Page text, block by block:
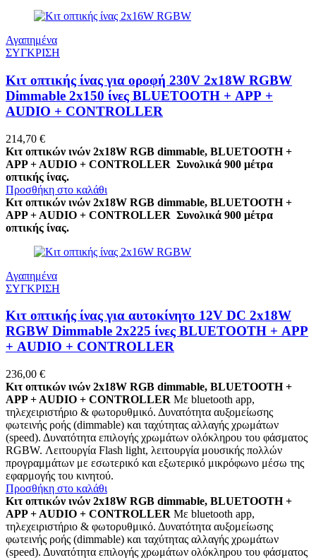
Αγαπημένα
ΣΥΓΚΡΙΣΗ
Κιτ οπτικής ίνας για οροφή 230V 2x18W RGBW
Dimmable 2x150 ίνες BLUETOOTH + APP +
AUDIO + CONTROLLER
214,70 €
Κιτ οπτικών ινών 2x18W RGB dimmable, BLUETOOTH +
APP + AUDIO + CONTROLLER Συνολικά 900 μέτρα
οπτικής ίνας.
Προσθήκη στο καλάθι
Κιτ οπτικών ινών 2x18W RGB dimmable, BLUETOOTH +
APP + AUDIO + CONTROLLER Συνολικά 900 μέτρα
οπτικής ίνας.
Αγαπημένα
ΣΥΓΚΡΙΣΗ
Κιτ οπτικής ίνας για αυτοκίνητο 12V DC 2x18W
RGBW Dimmable 2x225 ίνες BLUETOOTH + APP
+ AUDIO + CONTROLLER
236,00 €
Κιτ οπτικών ινών 2x18W RGB dimmable, BLUETOOTH +
APP + AUDIO + CONTROLLER Με bluetooth app,
τηλεχειριστήριο & φωτορυθμικό. Δυνατότητα αυξομείωσης
φωτεινής ροής (dimmable) και ταχύτητας αλλαγής χρωμάτων
(speed). Δυνατότητα επιλογής χρωμάτων ολόκληρου του φάσματος
RGBW. Λειτουργία Flash light, λειτουργία μουσικής πολλών
προγραμμάτων με εσωτερικό και εξωτερικό μικρόφωνο μέσω της
εφαρμογής του κινητού.
Προσθήκη στο καλάθι
Κιτ οπτικών ινών 2x18W RGB dimmable, BLUETOOTH +
APP + AUDIO + CONTROLLER Με bluetooth app,
τηλεχειριστήριο & φωτορυθμικό. Δυνατότητα αυξομείωσης
φωτεινής ροής (dimmable) και ταχύτητας αλλαγής χρωμάτων
(speed). Δυνατότητα επιλογής χρωμάτων ολόκληρου του φάσματος